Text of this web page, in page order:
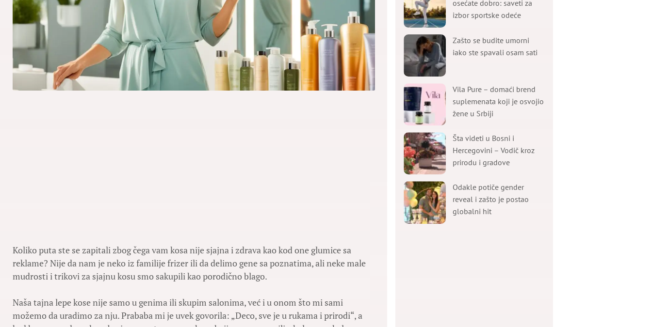
Koliko puta ste se zapitali zbog čega vam kosa nije sjajna i zdrava kao kod one glumice sa
reklame? Nije da nam je neko iz familije frizer ili da delimo gene sa poznatima, ali neke male
mudrosti i trikovi za sjajnu kosu smo sakupili kao porodično blago.
Naša tajna lepe kose nije samo u genima ili skupim salonima, već i u onom što mi sami
možemo da uradimo za nju. Prababa mi je uvek govorila: „Deco, sve je u rukama i prirodi“, a
osećate dobro: saveti za
izbor sportske odeće
Zašto se budite umorni
iako ste spavali osam sati
Vila Pure – domaći brend
suplemenata koji je osvojio
žene u Srbiji
Šta videti u Bosni i
Hercegovini – Vodič kroz
prirodu i gradove
Odakle potiče gender
reveal i zašto je postao
globalni hit